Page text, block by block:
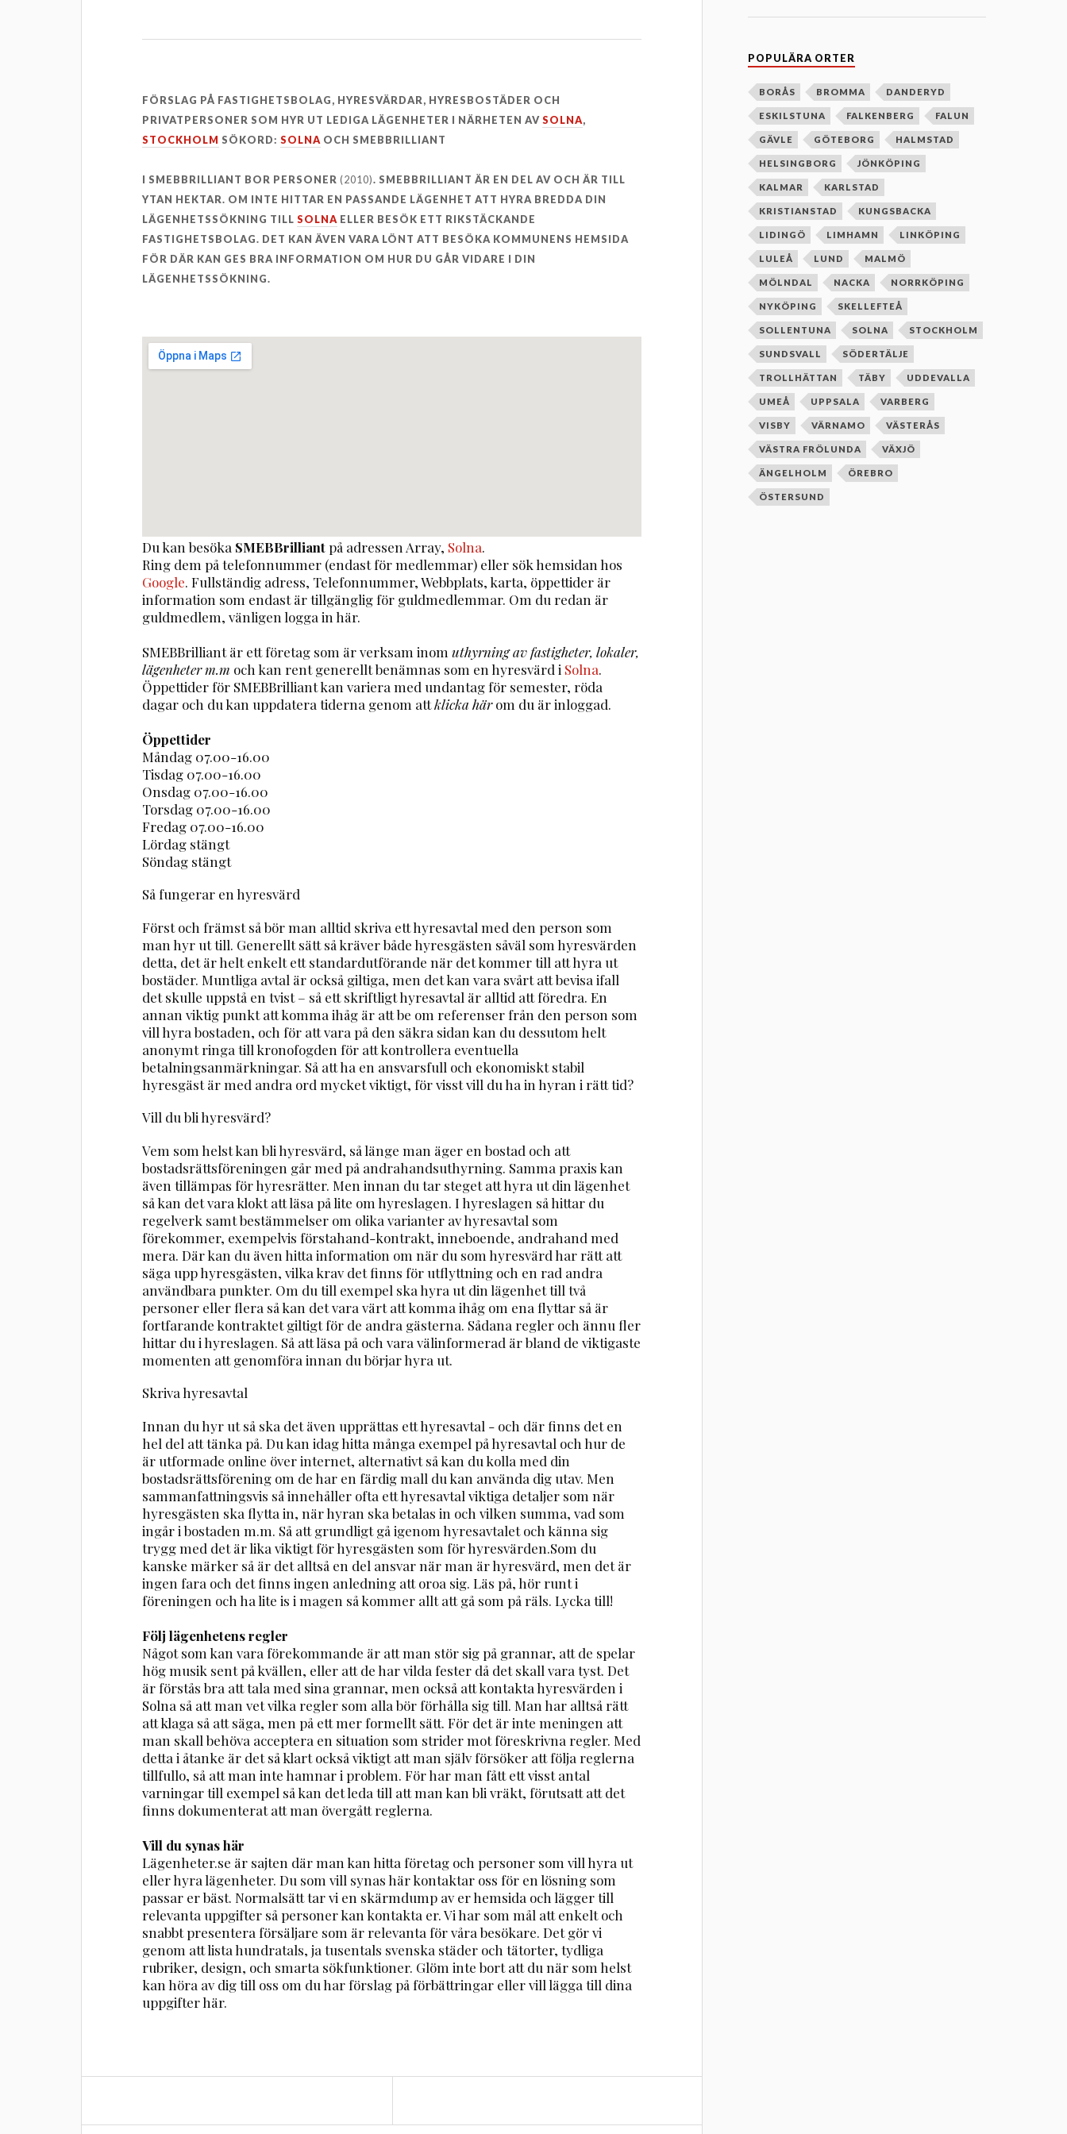
FÖRSLAG PÅ FASTIGHETSBOLAG, HYRESVÄRDAR, HYRESBOSTÄDER OCH
PRIVATPERSONER SOM HYR UT LEDIGA LÄGENHETER I NÄRHETEN AVSOLNA,
STOCKHOLM SÖKORD:SOLNA OCH SMEBBRILLIANT
I SMEBBRILLIANT BOR PERSONER(2010). SMEBBRILLIANT ÄR EN DEL AV OCH ÄR TILL
YTAN HEKTAR. OM INTE HITTAR EN PASSANDE LÄGENHET ATT HYRA BREDDA DIN
LÄGENHETSSÖKNING TILLSOLNA ELLER BESÖK ETT RIKSTÄCKANDE
FASTIGHETSBOLAG. DET KAN ÄVEN VARA LÖNT ATT BESÖKA KOMMUNENS HEMSIDA
FÖR DÄR KAN GES BRA INFORMATION OM HUR DU GÅR VIDARE I DIN
LÄGENHETSSÖKNING.
Du kan besöka SMEBBrilliantpå adressen Array, Solna.
Ring dem på telefonnummer (endast för medlemmar) eller sök hemsidan hos
Google. Fullständig adress, Telefonnummer, Webbplats, karta, öppettider är
information som endast är tillgänglig för guldmedlemmar. Om du redan är
guldmedlem, vänligen logga in här.
SMEBBrilliant är ett företag som är verksam inomuthyrning av fastigheter, lokaler,
lägenheter m.m och kan rent generellt benämnas som en hyresvärd i Solna.
Öppettider för SMEBBrilliant kan variera med undantag för semester, röda
dagar och du kan uppdatera tiderna genom attklicka härom du är inloggad.
Öppettider
Måndag 07.00-16.00
Tisdag 07.00-16.00
Onsdag 07.00-16.00
Torsdag 07.00-16.00
Fredag 07.00-16.00
Lördag stängt
Söndag stängt
Så fungerar en hyresvärd
Först och främst så bör man alltid skriva ett hyresavtal med den person som
man hyr ut till. Generellt sätt så kräver både hyresgästen såväl som hyresvärden
detta, det är helt enkelt ett standardutförande när det kommer till att hyra ut
bostäder. Muntliga avtal är också giltiga, men det kan vara svårt att bevisa ifall
det skulle uppstå en tvist – så ett skriftligt hyresavtal är alltid att föredra. En
annan viktig punkt att komma ihåg är att be om referenser från den person som
vill hyra bostaden, och för att vara på den säkra sidan kan du dessutom helt
anonymt ringa till kronofogden för att kontrollera eventuella
betalningsanmärkningar. Så att ha en ansvarsfull och ekonomiskt stabil
hyresgäst är med andra ord mycket viktigt, för visst vill du ha in hyran i rätt tid?
Vill du bli hyresvärd?
Vem som helst kan bli hyresvärd, så länge man äger en bostad och att
bostadsrättsföreningen går med på andrahandsuthyrning. Samma praxis kan
även tillämpas för hyresrätter. Men innan du tar steget att hyra ut din lägenhet
så kan det vara klokt att läsa på lite om hyreslagen. I hyreslagen så hittar du
regelverk samt bestämmelser om olika varianter av hyresavtal som
förekommer, exempelvis förstahand-kontrakt, inneboende, andrahand med
mera. Där kan du även hitta information om när du som hyresvärd har rätt att
säga upp hyresgästen, vilka krav det finns för utflyttning och en rad andra
användbara punkter. Om du till exempel ska hyra ut din lägenhet till två
personer eller flera så kan det vara värt att komma ihåg om ena flyttar så är
fortfarande kontraktet giltigt för de andra gästerna. Sådana regler och ännu fler
hittar du i hyreslagen. Så att läsa på och vara välinformerad är bland de viktigaste
momenten att genomföra innan du börjar hyra ut.
Skriva hyresavtal
Innan du hyr ut så ska det även upprättas ett hyresavtal - och där finns det en
hel del att tänka på. Du kan idag hitta många exempel på hyresavtal och hur de
är utformade online över internet, alternativt så kan du kolla med din
bostadsrättsförening om de har en färdig mall du kan använda dig utav. Men
sammanfattningsvis så innehåller ofta ett hyresavtal viktiga detaljer som när
hyresgästen ska flytta in, när hyran ska betalas in och vilken summa, vad som
ingår i bostaden m.m. Så att grundligt gå igenom hyresavtalet och känna sig
trygg med det är lika viktigt för hyresgästen som för hyresvärden.Som du
kanske märker så är det alltså en del ansvar när man är hyresvärd, men det är
ingen fara och det finns ingen anledning att oroa sig. Läs på, hör runt i
föreningen och ha lite is i magen så kommer allt att gå som på räls. Lycka till!
Följ lägenhetens regler
Något som kan vara förekommande är att man stör sig på grannar, att de spelar
hög musik sent på kvällen, eller att de har vilda fester då det skall vara tyst. Det
är förstås bra att tala med sina grannar, men också att kontakta hyresvärden i
Solna så att man vet vilka regler som alla bör förhålla sig till. Man har alltså rätt
att klaga så att säga, men på ett mer formellt sätt. För det är inte meningen att
man skall behöva acceptera en situation som strider mot föreskrivna regler. Med
detta i åtanke är det så klart också viktigt att man själv försöker att följa reglerna
tillfullo, så att man inte hamnar i problem. För har man fått ett visst antal
varningar till exempel så kan det leda till att man kan bli vräkt, förutsatt att det
finns dokumenterat att man övergått reglerna.
Vill du synas här
Lägenheter.se är sajten där man kan hitta företag och personer som vill hyra ut
eller hyra lägenheter. Du som vill synas här kontaktar oss för en lösning som
passar er bäst. Normalsätt tar vi en skärmdump av er hemsida och lägger till
relevanta uppgifter så personer kan kontakta er. Vi har som mål att enkelt och
snabbt presentera försäljare som är relevanta för våra besökare. Det gör vi
genom att lista hundratals, ja tusentals svenska städer och tätorter, tydliga
rubriker, design, och smarta sökfunktioner. Glöm inte bort att du när som helst
kan höra av dig till oss om du har förslag på förbättringar eller vill lägga till dina
uppgifter här.
e
k
s
n
POPULÄRA ORTER
BORÅS BROMMA DANDERYD
ESKILSTUNA FALKENBERG FALUN
GÄVLE GÖTEBORG HALMSTAD
HELSINGBORG JÖNKÖPING
KALMAR KARLSTAD
KRISTIANSTAD KUNGSBACKA
LIDINGÖ LIMHAMN LINKÖPING
LULEÅ LUND MALMÖ
MÖLNDAL NACKA NORRKÖPING
NYKÖPING SKELLEFTEÅ
SOLLENTUNA SOLNA STOCKHOLM
SUNDSVALL SÖDERTÄLJE
TROLLHÄTTAN TÄBY UDDEVALLA
UMEÅ UPPSALA VARBERG
VISBY VÄRNAMO VÄSTERÅS
VÄSTRA FRÖLUNDA VÄXJÖ
ÄNGELHOLM ÖREBRO
ÖSTERSUND